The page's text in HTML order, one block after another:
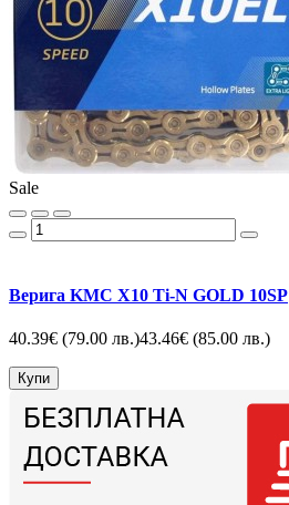
Sale
Верига KMC X10 Ti-N GOLD 10SP
40.39€ (79.00 лв.)43.46€ (85.00 лв.)
Купи